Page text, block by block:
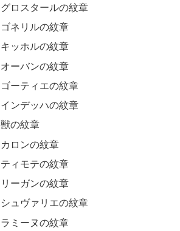
グロスタールの紋章
ゴネリルの紋章
キッホルの紋章
オーバンの紋章
ゴーティエの紋章
インデッハの紋章
獣の紋章
カロンの紋章
ティモテの紋章
リーガンの紋章
シュヴァリエの紋章
ラミーヌの紋章